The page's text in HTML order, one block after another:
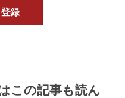
この記事も読ん